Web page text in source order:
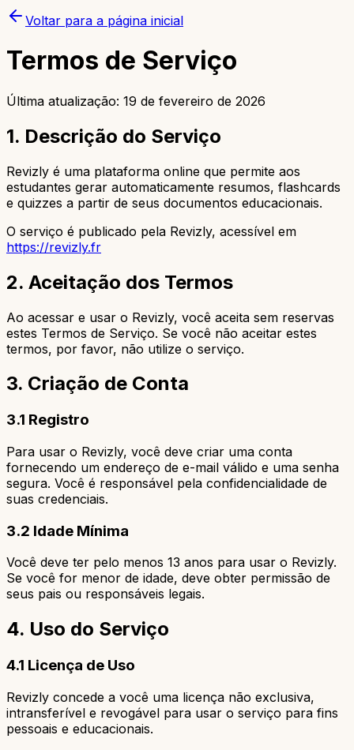
Voltar para a página inicial
Termos de Serviço
Última atualização: 19 de fevereiro de 2026
1. Descrição do Serviço
Revizly é uma plataforma online que permite aos
estudantes gerar automaticamente resumos, flashcards
e quizzes a partir de seus documentos educacionais.
O serviço é publicado pela Revizly, acessível em
https://revizly.fr
2. Aceitação dos Termos
Ao acessar e usar o Revizly, você aceita sem reservas
estes Termos de Serviço. Se você não aceitar estes
termos, por favor, não utilize o serviço.
3. Criação de Conta
3.1 Registro
Para usar o Revizly, você deve criar uma conta
fornecendo um endereço de e-mail válido e uma senha
segura. Você é responsável pela confidencialidade de
suas credenciais.
3.2 Idade Mínima
Você deve ter pelo menos 13 anos para usar o Revizly.
Se você for menor de idade, deve obter permissão de
seus pais ou responsáveis legais.
4. Uso do Serviço
4.1 Licença de Uso
Revizly concede a você uma licença não exclusiva,
intransferível e revogável para usar o serviço para fins
pessoais e educacionais.